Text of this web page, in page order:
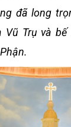
đã long
Vũ Trụ và